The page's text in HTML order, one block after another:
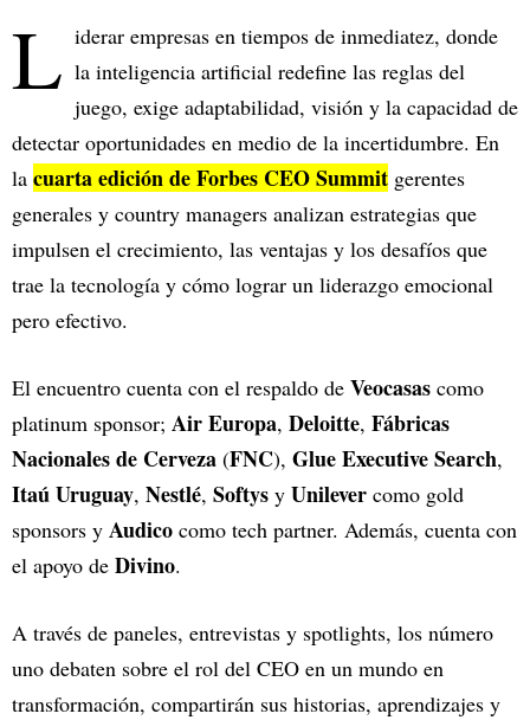
L iderar empresas en tiempos de inmediatez, donde
la inteligencia artificial redefine las reglas del
juego, exige adaptabilidad, visión y la capacidad de
detectar oportunidades en medio de la incertidumbre. En
la cuarta edición de Forbes CEO Summit gerentes
generales y country managers analizan estrategias que
impulsen el crecimiento, las ventajas y los desafíos que
trae la tecnología y cómo lograr un liderazgo emocional
pero efectivo.
El encuentro cuenta con el respaldo de Veocasas como
platinum sponsor; Air Europa, Deloitte, Fábricas
Nacionales de Cerveza (FNC), Glue Executive Search,
Itaú Uruguay, Nestlé, Softys y Unilever como gold
sponsors y Audico como tech partner. Además, cuenta con
el apoyo de Divino.
A través de paneles, entrevistas y spotlights, los número
uno debaten sobre el rol del CEO en un mundo en
transformación, compartirán sus historias, aprendizajes y